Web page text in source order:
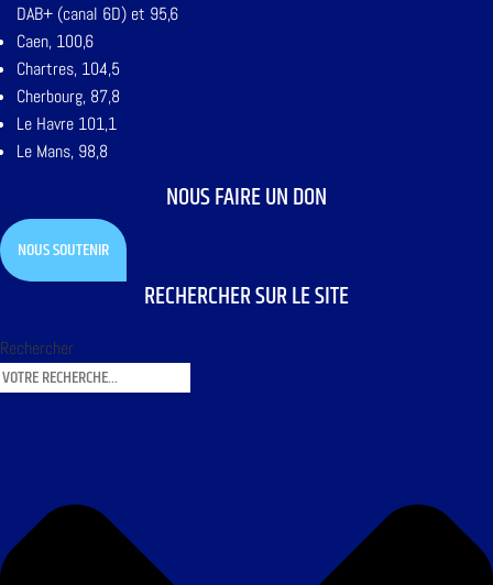
DAB+ (canal 6D) et 95,6
Caen, 100,6
Chartres, 104,5
Cherbourg, 87,8
Le Havre 101,1
Le Mans, 98,8
NOUS FAIRE UN DON
NOUS SOUTENIR
RECHERCHER SUR LE SITE
Rechercher